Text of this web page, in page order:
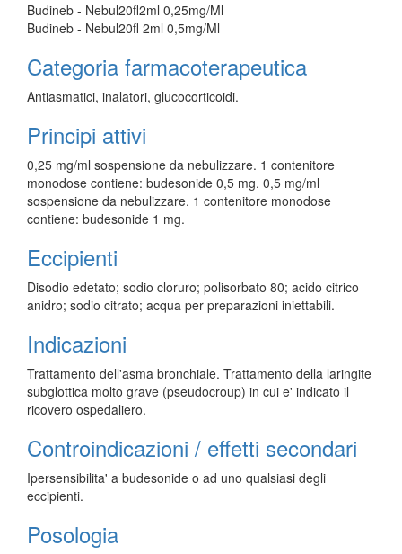
Budineb - Nebul20fl2ml 0,25mg/Ml
Budineb - Nebul20fl 2ml 0,5mg/Ml
Categoria farmacoterapeutica
Antiasmatici, inalatori, glucocorticoidi.
Principi attivi
0,25 mg/ml sospensione da nebulizzare. 1 contenitore
monodose contiene: budesonide 0,5 mg. 0,5 mg/ml
sospensione da nebulizzare. 1 contenitore monodose
contiene: budesonide 1 mg.
Eccipienti
Disodio edetato; sodio cloruro; polisorbato 80; acido citrico
anidro; sodio citrato; acqua per preparazioni iniettabili.
Indicazioni
Trattamento dell'asma bronchiale. Trattamento della laringite
subglottica molto grave (pseudocroup) in cui e' indicato il
ricovero ospedaliero.
Controindicazioni / effetti secondari
Ipersensibilita' a budesonide o ad uno qualsiasi degli
eccipienti.
Posologia